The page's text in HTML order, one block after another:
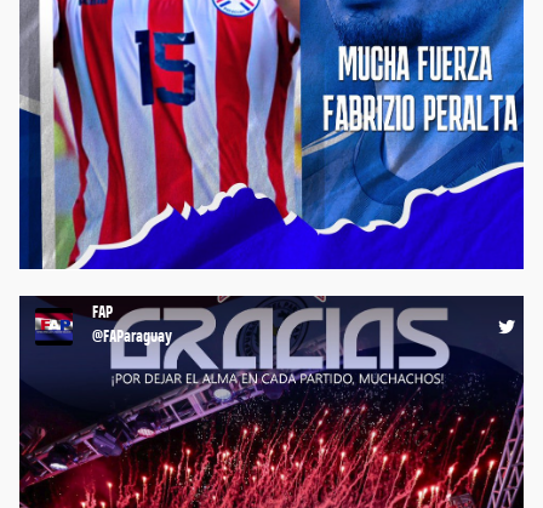
⚽️ Desde Futbolistas Asociados del Paraguay, acompañamos,
apoyamos y deseamos pronta recuperación para el compañero
futbolista Fabrizio Peralta. 💪🏼 ¡Mucha Fuerza, Fabri! #FAP
#FutbolistasParaguayos #Paraguay https://t.co/rZMF9dWGPq
14:57 10-07-26
FAP
@FAParaguay